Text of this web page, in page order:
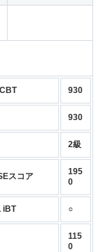
930
930
2級
スコア
195
0
iBT ○
115
0